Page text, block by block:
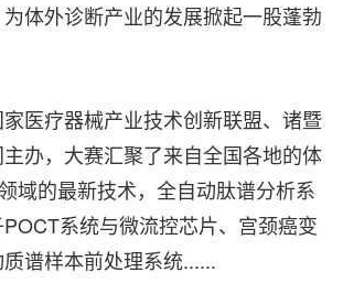
体外诊断产业的发展掀起一股蓬勃
医疗器械产业技术创新联盟、诸暨
办，大赛汇聚了来自全国各地的体
域的最新技术，全自动肽谱分析系
系统与微流控芯片、宫颈癌变
谱样本前处理系统......